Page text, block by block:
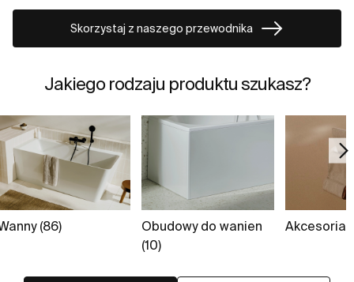
Skorzystaj z naszego przewodnika
Jakiego rodzaju produktu szukasz?
(86)
Obudowy do wanien
(10)
Akcesoria